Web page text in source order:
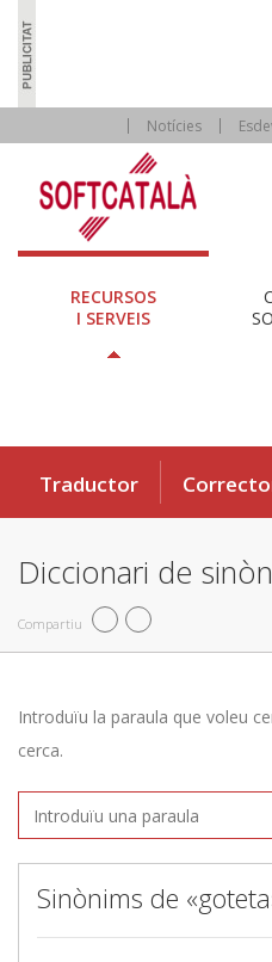
Notícies
RECURSOS
I SERVEIS
Traductor
Diccionari de
Compartiu
Introduïu la paraula que voleu
cerca.
Sinònims de